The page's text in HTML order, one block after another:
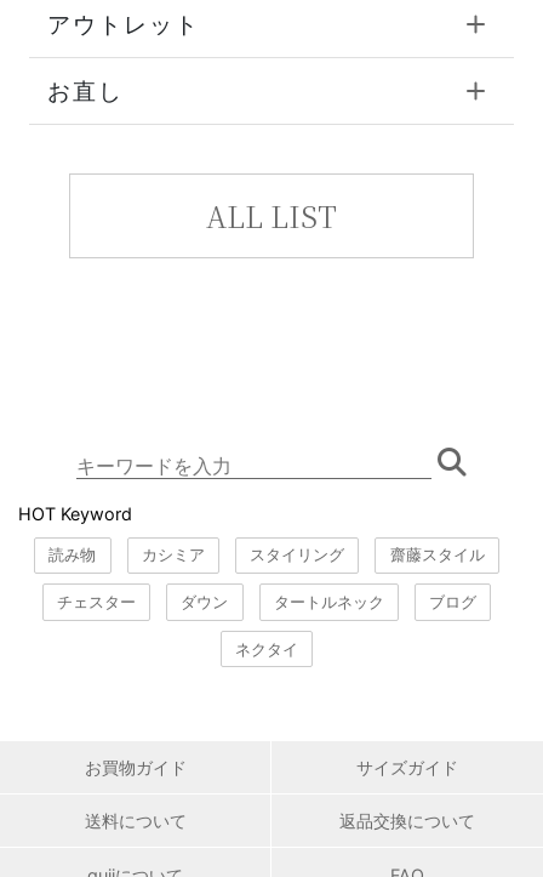
アウトレット
お直し
ALL LIST
HOT Keyword
読み物 カシミア スタイリング 齋藤スタイル
チェスター ダウン タートルネック ブログ
ネクタイ
お買物ガイド サイズガイド
送料について 返品交換について